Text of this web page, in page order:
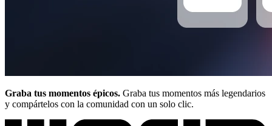
Graba tus momentos épicos. Graba tus momentos más legendarios
y compártelos con la comunidad con un solo clic.